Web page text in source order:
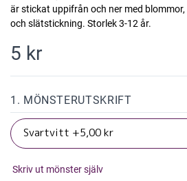
är stickat uppifrån och ner med
och slätstickning. Storlek 3-12 år.
5 kr
1. MÖNSTERUTSKRIFT
Skriv ut mönster själv